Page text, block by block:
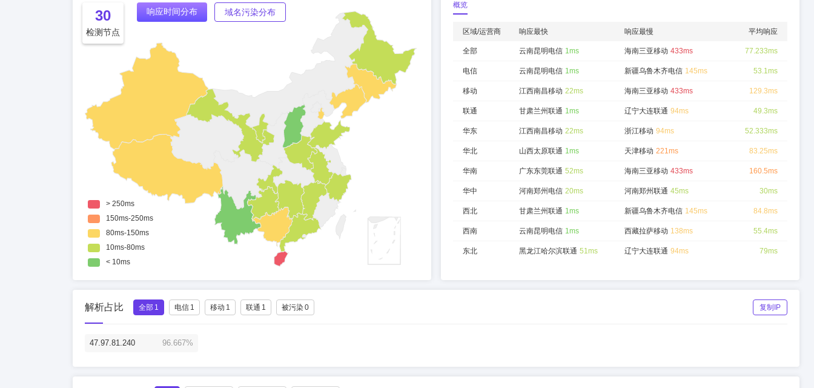
30
检测节点
响应时间分布 域名污染分布
概览
区域/运营商 响应最快 响应最慢 平均响应
全部 云南昆明电信 1ms 海南三亚移动 433ms 77.233ms
电信 云南昆明电信 1ms 新疆乌鲁木齐电信 145ms 53.1ms
移动 江西南昌移动 22ms 海南三亚移动 433ms 129.3ms
联通 甘肃兰州联通 1ms 辽宁大连联通 94ms 49.3ms
华东 江西南昌移动 22ms 浙江移动 94ms 52.333ms
华北 山西太原联通 1ms 天津移动 221ms 83.25ms
华南 广东东莞联通 52ms 海南三亚移动 433ms 160.5ms
华中 河南郑州电信 20ms 河南郑州联通 45ms 30ms
西北 甘肃兰州联通 1ms 新疆乌鲁木齐电信 145ms 84.8ms
西南 云南昆明电信 1ms 西藏拉萨移动 138ms 55.4ms
东北 黑龙江哈尔滨联通 51ms 辽宁大连联通 94ms 79ms
解析占比 全部 1 电信 1 移动 1 联通 1 被污染0 复制IP
47.97.81.240 96.667%